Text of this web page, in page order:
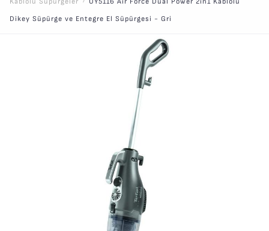
Dikey Süpürge ve Entegre El Süpürgesi - Gri